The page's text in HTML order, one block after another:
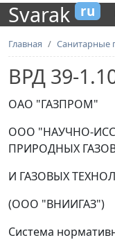
Svarak ru
Главная Санитарные
ВРД 39-
ОАО "ГАЗПРОМ"
ООО "НАУЧНО-
ПРИРОДНЫХ
И ГАЗОВЫХ
(ООО "ВНИИГАЗ")
Система